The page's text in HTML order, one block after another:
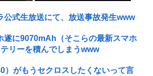
公式生放送にて、放送事故発生www
遂に9070mAh（そこらの最新スマホ
リーを積んでしまうwww
）がもうセクロスしたくないって言